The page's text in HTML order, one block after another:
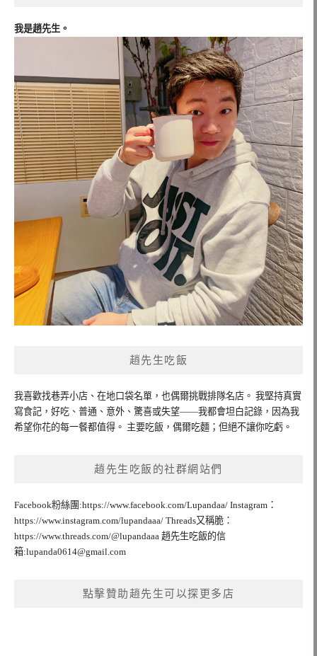
我是趙先生。
趙先生吃飯
我喜歡找巷弄小店、在地口袋名單，也偶爾挑戰排隊名店。 我堅持真實
寫食記，好吃、普通、意外、驚喜或失望——我都會坦白記錄，因為我
希望你花的每一餐都值得。 主要吃飯，偶爾吃麵；但絕不讓你吃虧。
趙先生吃飯的社群網站們
Facebook粉絲團:https://www.facebook.com/Lupandaa/ Instagram：
https://www.instagram.com/lupandaaa/ Threads又稱脆：
https://www.threads.com/@lupandaaa 趙先生吃飯的信
箱:lupanda0614@gmail.com
點擊贊助趙先生可以探更多店